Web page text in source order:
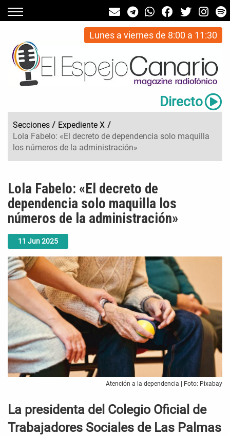
Lunes a viernes de 8:00 a 11:30
Directo
Secciones / Expediente X /
Lola Fabelo: «El decreto de dependencia solo maquilla
los números de la administración»
11 Jun2025
Lola Fabelo: «El decreto de
dependencia solo maquilla los
números de la administración»
Atención a la dependencia | Foto: Pixabay
La presidenta del Colegio Oficial de
Trabajadores Sociales de Las Palmas